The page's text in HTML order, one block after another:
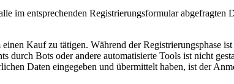
im entsprechenden Registrierungsformular abgefragten
Kauf zu tätigen. Während der Registrierungsphase
durch Bots oder andere automatisierte Tools ist nicht
Daten eingegeben und übermittelt haben, ist der